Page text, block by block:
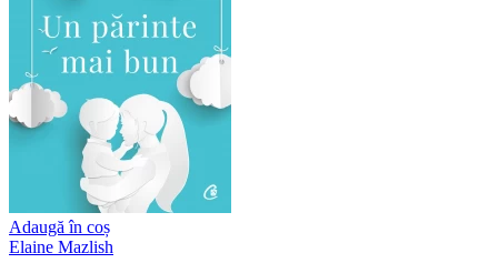
Adaugă în coș
Elaine Mazlish